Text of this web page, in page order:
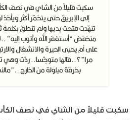
سكبت قليلاً من الشاي في نصف
إلى الإبريق حتى يتخمّر أكثر ويأخذ
تنهّدت فتحت يديها ولم تنطق
منخفض “أستغفر الله وأتوب إليه”
على أم يحيى الحيرة والانشغال
مرا”؟..قالها متوجّسا.. ردّت وهي
بخرقة مبلولة من الخارج
سكبت قليلاً من الشاي في نصف